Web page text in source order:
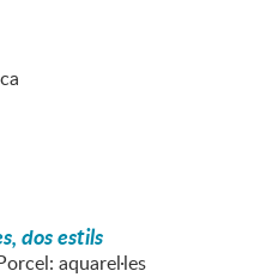
dos estils
aquarel·les